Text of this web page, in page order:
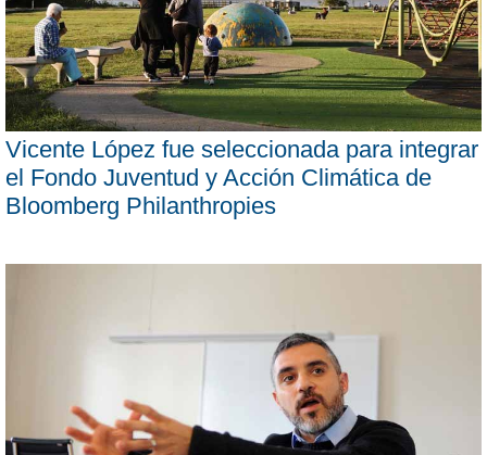
Vicente López fue seleccionada para integrar
el Fondo Juventud y Acción Climática de
Bloomberg Philanthropies